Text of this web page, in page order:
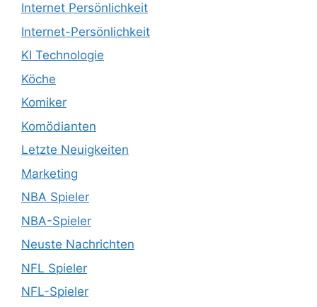
Internet Persönlichkeit
Internet-Persönlichkeit
KI Technologie
Köche
Komiker
Komödianten
Letzte Neuigkeiten
Marketing
NBA Spieler
NBA-Spieler
Neuste Nachrichten
NFL Spieler
NFL-Spieler